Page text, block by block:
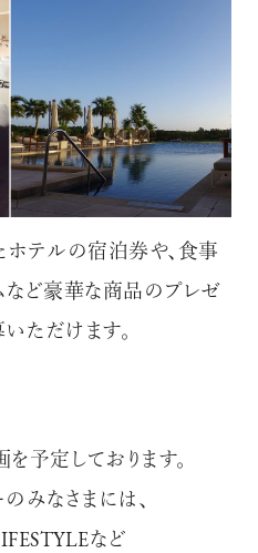
テルの宿泊券や、食事
など豪華な商品のプレゼ
ただけます。
予定しております。
みなさまには、
など